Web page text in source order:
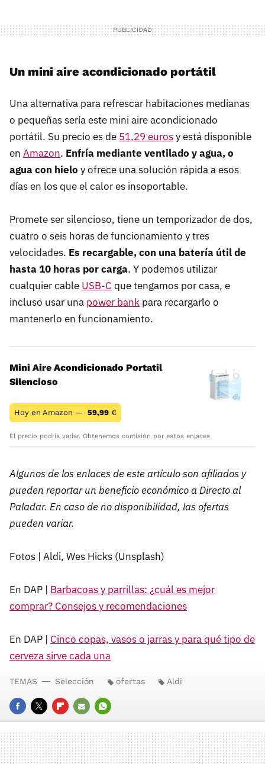
Un mini aire acondicionado portátil
Una alternativa para refrescar habitaciones medianas
o pequeñas sería este mini aire acondicionado
portátil. Su precio es de 51,29 eurosy está disponible
en Amazon. Enfría mediante ventilado yagua, o
agua con hielo y ofrece una solución rápida a esos
días en los que el calor es insoportable.
Promete ser silencioso, tiene un temporizador de dos,
cuatro o seis horas de funcionamiento y tres
velocidades. Es recargable, con una batería útil de
hasta 10 horas por carga. Y podemos utilizar
cualquier cable USB-C que tengamos por casa, e
incluso usar una power bank para recargarlo o
mantenerlo en funcionamiento.
Mini Aire Acondicionado Portatil
Silencioso
Hoy en Amazon — 59,99 €
El precio podría variar. Obtenemos comisión por estos enlaces
Algunos de los enlaces de este artículo son afiliados y
pueden reportar un beneficio económico a Directo al
Paladar. En caso de no disponibilidad, las ofertas
pueden variar.
Fotos | Aldi, Wes Hicks (Unsplash)
En DAP | Barbacoas y parrillas: ¿cuál es mejor
comprar? Consejos y recomendaciones
En DAP | Cinco copas, vasos o jarras y para qué tipo de
cerveza sirve cada una
FACEBOOK
TWITTERFLIPBOARD
E-
MAIL
WHATSAPP
TEMAS Selección ofertas Aldi